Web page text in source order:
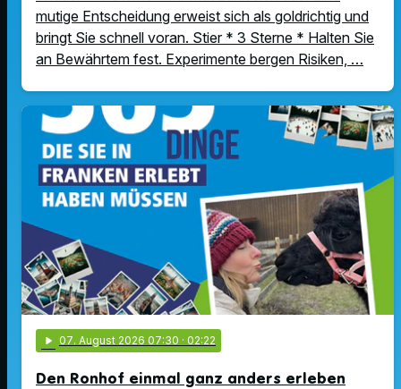
mutige Entscheidung erweist sich als goldrichtig und
bringt Sie schnell voran. Stier * 3 Sterne * Halten Sie
an Bewährtem fest. Experimente bergen Risiken, …
play_arrow 07. August 2026 07:30 · 02:22
Den Ronhof einmal ganz anders erleben